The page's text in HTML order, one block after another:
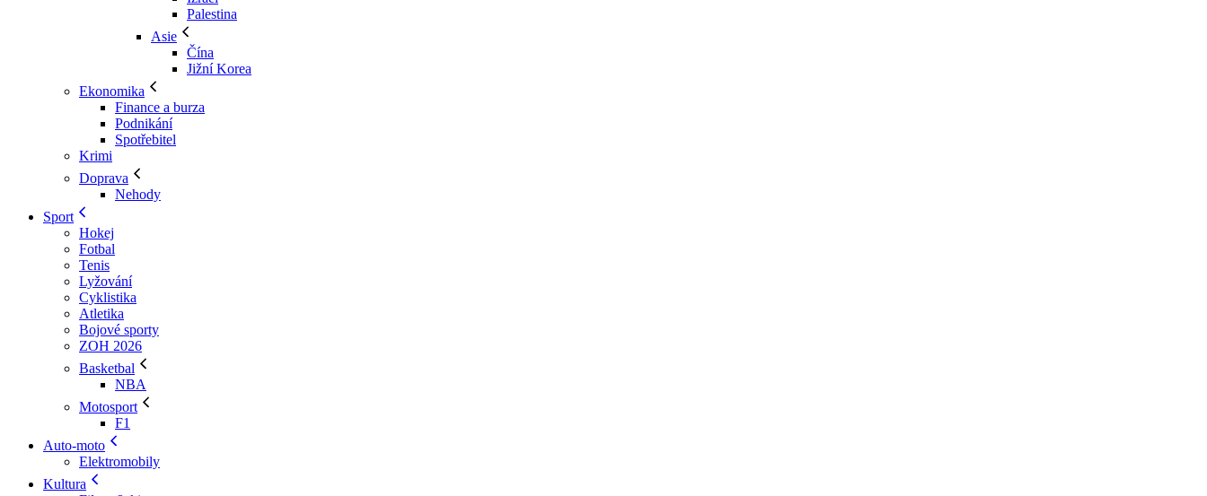
Palestina
Asie
Čína
Jižní Korea
Ekonomika
Finance a burza
Podnikání
Spotřebitel
Krimi
Doprava
Nehody
Sport
Hokej
Fotbal
Tenis
Lyžování
Cyklistika
Atletika
Bojové sporty
ZOH 2026
Basketbal
NBA
Motosport
F1
Auto-moto
Elektromobily
Kultura